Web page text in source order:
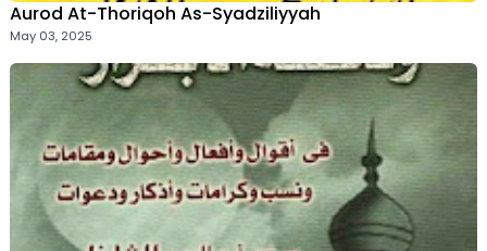
Aurod At-Thoriqoh As-Syadziliyyah
May 03, 2025